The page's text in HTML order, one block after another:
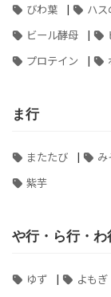
びわ葉 | ハス
ビール酵母 |
プロテイン |
ま行
またたび | み
紫芋
や行・ら行・わ
ゆず | よもぎ